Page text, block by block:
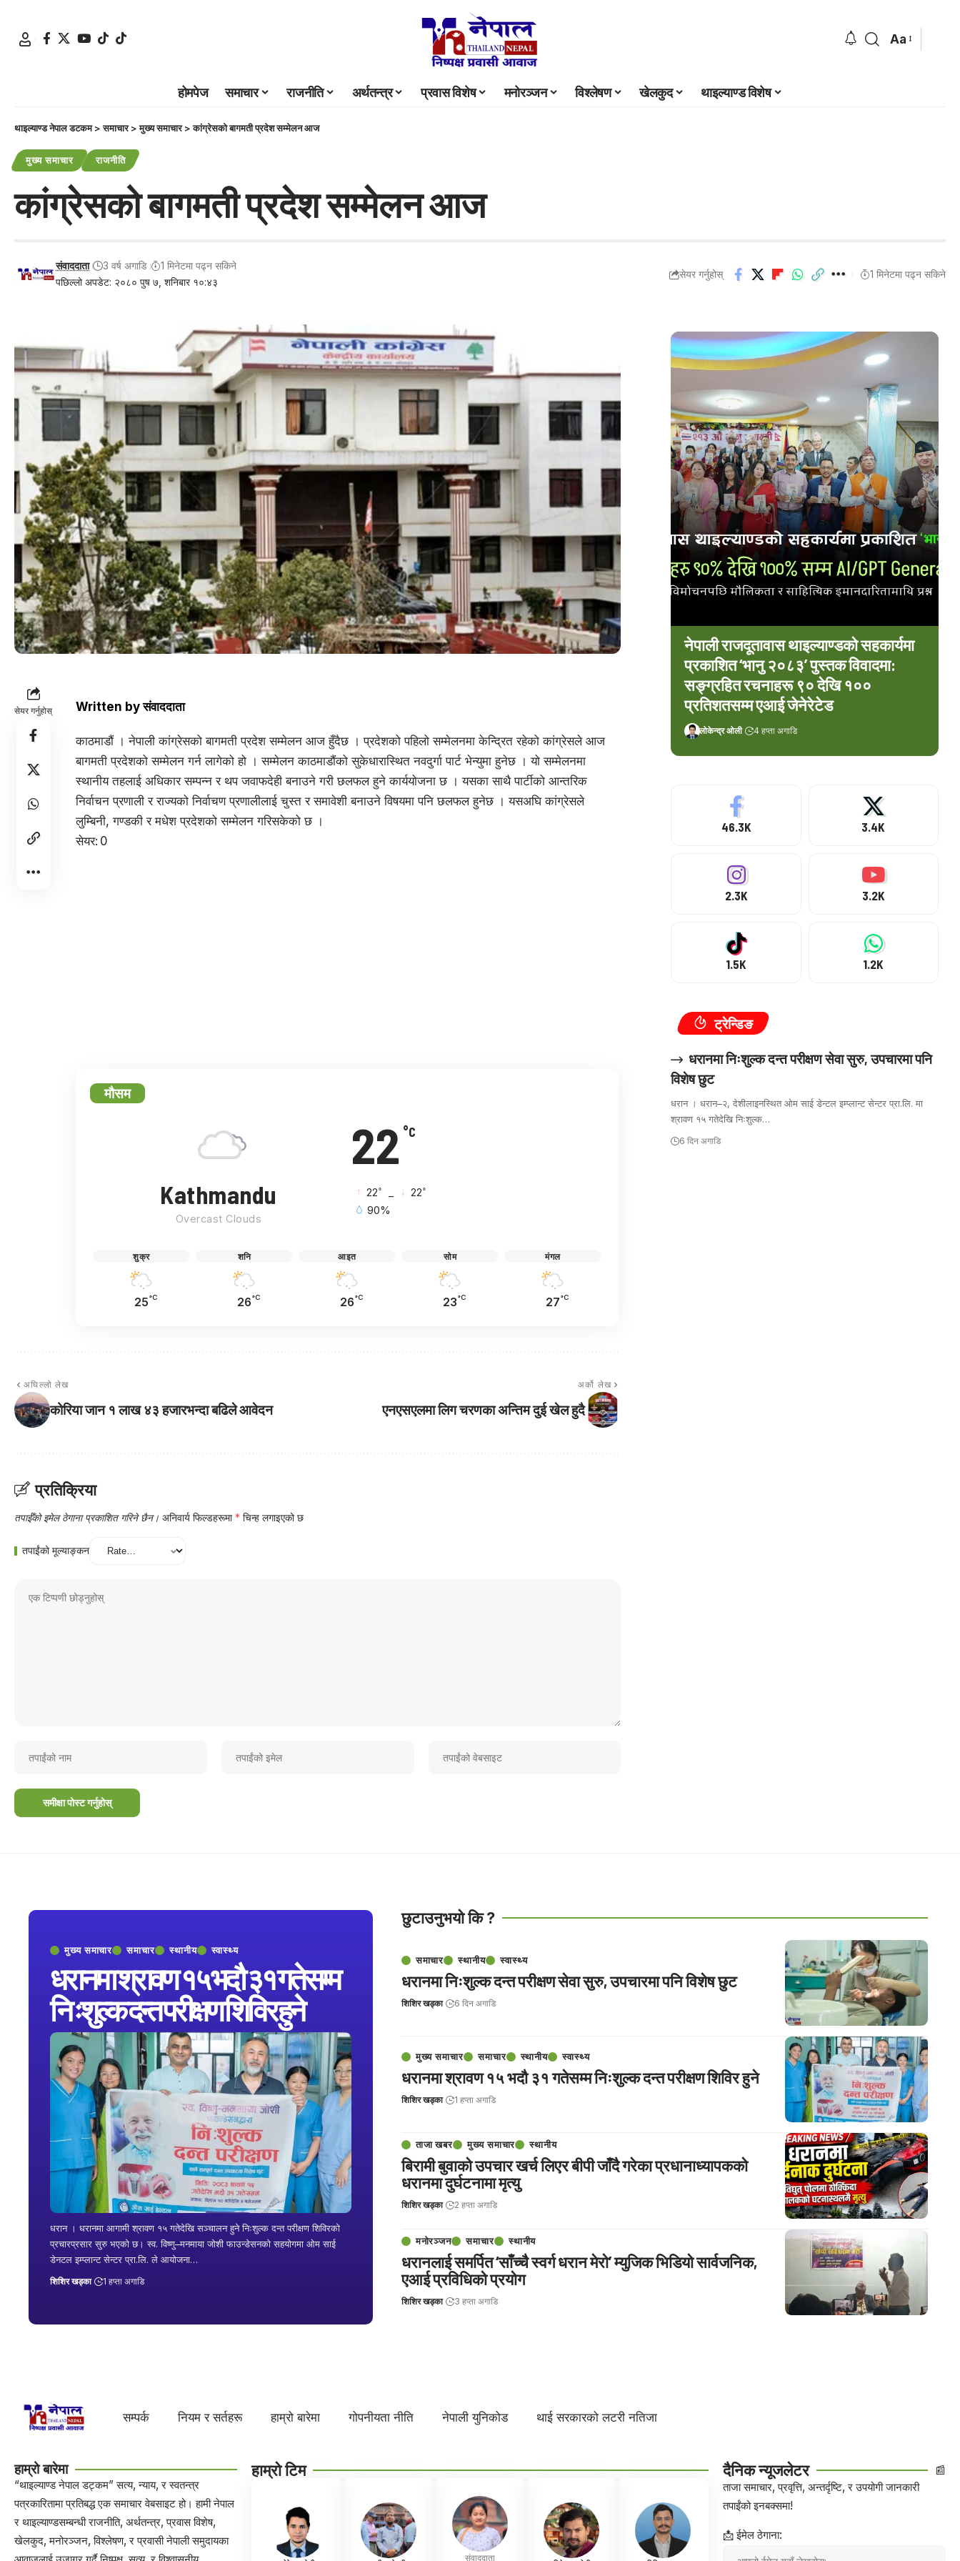
Aa
होमपेज समाचार राजनीति अर्थतन्त्र प्रवास विशेष मनोरञ्जन विश्लेषण खेलकुद थाइल्याण्ड विशेष
थाइल्याण्ड नेपाल डटकम>समाचार>मुख्य समाचार>कांग्रेसको बागमती प्रदेश सम्मेलन आज
मुख्य समाचार राजनीति
कांग्रेसको बागमती प्रदेश सम्मेलन आज
पछिल्लो अपडेट: २०८० पुष ७, शनिबार १०:४३
संवाददाता 3 वर्ष अगाडि 1 मिनेटमा पढ्न सकिने
सेयर गर्नुहोस् 1 मिनेटमा पढ्न सकिने
सेयर गर्नुहोस् Written by संवाददाता
काठमाडौं । नेपाली कांग्रेसको बागमती प्रदेश सम्मेलन आज हुँदैछ । प्रदेशको पहिलो सम्मेलनमा केन्द्रित रहेको कांग्रेसले आज
बागमती प्रदेशको सम्मेलन गर्न लागेको हो । सम्मेलन काठमाडौंको सुकेधारास्थित नवदुर्गा पार्ट भेन्युमा हुनेछ । यो सम्मेलनमा
स्थानीय तहलाई अधिकार सम्पन्न र थप जवाफदेही बनाउने गरी छलफल हुने कार्ययोजना छ । यसका साथै पार्टीको आन्तरिक
निर्वाचन प्रणाली र राज्यको निर्वाचण प्रणालीलाई चुस्त र समावेशी बनाउने विषयमा पनि छलफल हुनेछ । यसअघि कांग्रेसले
लुम्बिनी, गण्डकी र मधेश प्रदेशको सम्मेलन गरिसकेको छ ।
सेयर: 0
मौसम
22 °C
Kathmandu
Overcast Clouds
22° 22°
90%
शुक्र
25°C
शनि
26°C
आइत
26°C
सोम
23°C
मंगल
27°C
अघिल्लो लेख
कोरिया जान १ लाख ४३ हजारभन्दा बढिले आवेदन
अर्को लेख
एनएसएलमा लिग चरणका अन्तिम दुई खेल हुदै
प्रतिक्रिया
तपाईँको इमेल ठेगाना प्रकाशित गरिने छैन। अनिवार्य फिल्डहरूमा* चिन्ह लगाइएको छ
तपाईंको मूल्याङ्कन
नेपाली राजदूतावास थाइल्याण्डको सहकार्यमा
प्रकाशित ‘भानु २०८३’ पुस्तक विवादमा:
सङ्ग्रहित रचनाहरू ९० देखि १००
प्रतिशतसम्म एआई जेनेरेटेड
लोकेन्द्र ओली 4 हप्ता अगाडि
46.3K 3.4K
2.3K 3.2K
1.5K 1.2K
ट्रेन्डिङ
धरानमा निःशुल्क दन्त परीक्षण सेवा सुरु, उपचारमा पनि
विशेष छुट
धरान । धरान–२, देशीलाइनस्थित ओम साई डेन्टल इम्प्लान्ट सेन्टर प्रा.लि. मा
श्रावण १५ गतेदेखि निःशुल्क…
6 दिन अगाडि
मुख्य समाचार समाचार स्थानीय स्वास्थ्य
धरानमा श्रावण १५ भदौ ३१ गतेसम्म
निःशुल्क दन्त परीक्षण शिविर हुने
धरान । धरानमा आगामी श्रावण १५ गतेदेखि सञ्चालन हुने निःशुल्क दन्त परीक्षण शिविरको
प्रचारप्रसार सुरु भएको छ। स्व. विष्णु–मनमाया जोशी फाउन्डेसनको सहयोगमा ओम साई
डेनटल इम्प्लान्ट सेन्टर प्रा.लि. ले आयोजना…
शिशिर खड्का 1 हप्ता अगाडि
छुटाउनुभयो कि ?
समाचार स्थानीय स्वास्थ्य
धरानमा निःशुल्क दन्त परीक्षण सेवा सुरु, उपचारमा पनि विशेष छुट
शिशिर खड्का 6 दिन अगाडि
मुख्य समाचार समाचार स्थानीय स्वास्थ्य
धरानमा श्रावण १५ भदौ ३१ गतेसम्म निःशुल्क दन्त परीक्षण शिविर हुने
शिशिर खड्का 1 हप्ता अगाडि
ताजा खबर मुख्य समाचार स्थानीय
बिरामी बुवाको उपचार खर्च लिएर बीपी जाँदै गरेका प्रधानाध्यापकको
धरानमा दुर्घटनामा मृत्यु
शिशिर खड्का 2 हप्ता अगाडि
मनोरञ्जन समाचार स्थानीय
धरानलाई समर्पित ‘साँच्चै स्वर्ग धरान मेरो’ म्युजिक भिडियो सार्वजनिक,
एआई प्रविधिको प्रयोग
शिशिर खड्का 3 हप्ता अगाडि
सम्पर्क नियम र सर्तहरू हाम्रो बारेमा गोपनीयता नीति नेपाली युनिकोड थाई सरकारको लटरी नतिजा
हाम्रो बारेमा
“थाइल्याण्ड नेपाल डट्कम” सत्य, न्याय, र स्वतन्त्र
पत्रकारितामा प्रतिबद्ध एक समाचार वेबसाइट हो। हामी नेपाल
र थाइल्याण्डसम्बन्धी राजनीति, अर्थतन्त्र, प्रवास विशेष,
खेलकुद, मनोरञ्जन, विश्लेषण, र प्रवासी नेपाली समुदायका
हाम्रो टिम
संवाददाता
दैनिक न्यूजलेटर
📰
ताजा समाचार, प्रवृत्ति, अन्तर्दृष्टि, र उपयोगी जानकारी
तपाईंको इनबक्समा!
📩 ईमेल ठेगाना: